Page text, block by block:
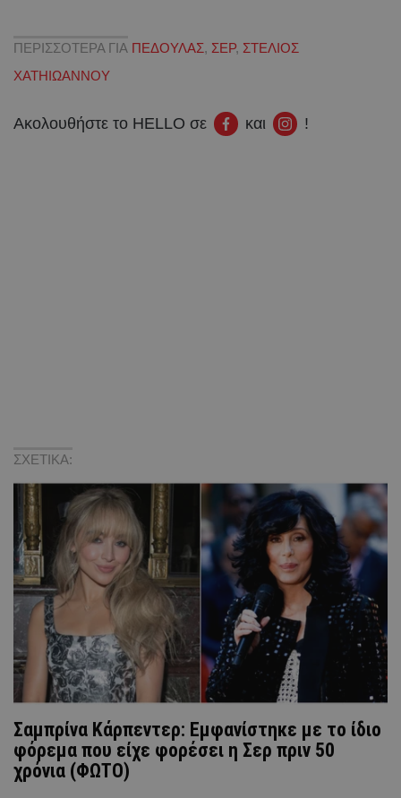
ΠΕΡΙΣΣΟΤΕΡΑ ΓΙΑ ΠΕΔΟΥΛΑΣ, ΣΕΡ, ΣΤΕΛΙΟΣ
ΧΑΤΗΙΩΑΝΝΟΥ
Ακολουθήστε το HELLO σε και !
ΣΧΕΤΙΚΑ:
Σαμπρίνα Κάρπεντερ: Εμφανίστηκε με το ίδιο
φόρεμα που είχε φορέσει η Σερ πριν 50
χρόνια (ΦΩΤΟ)